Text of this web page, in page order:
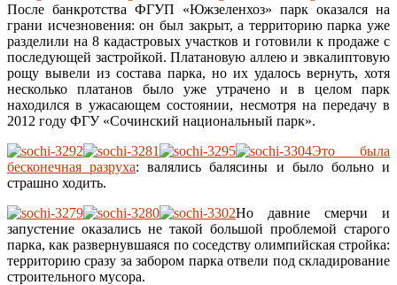
После банкротства ФГУП «Южзеленхоз» парк оказался на
грани исчезновения: он был закрыт, а территорию парка уже
разделили на 8 кадастровых участков и готовили к продаже с
последующей застройкой. Платановую аллею и эвкалиптовую
рощу вывели из состава парка, но их удалось вернуть, хотя
несколько платанов было уже утрачено и в целом парк
находился в ужасающем состоянии, несмотря на передачу в
2012 году ФГУ «Сочинский национальный парк».
Это была
бесконечная разруха: валялись балясины и было больно и
страшно ходить.
Но давние смерчи и
запустение оказались не такой большой проблемой старого
парка, как развернувшаяся по соседству олимпийская стройка:
территорию сразу за забором парка отвели под складирование
строительного мусора.